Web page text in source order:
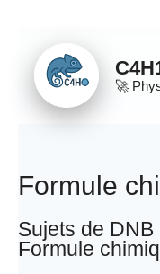
🚀
Organisation et
Formule
Sujets de
Formule